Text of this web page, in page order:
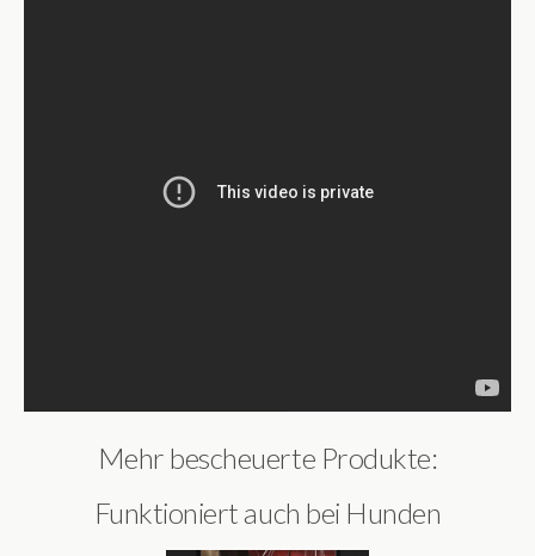
Mehr bescheuerte Produkte:
Funktioniert auch bei Hunden